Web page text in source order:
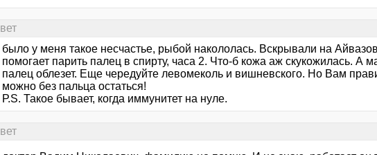
было у меня такое несчастье, рыбой накололась. Вскрывали на
помогает парить палец в спирту, часа 2. Что-б кожа аж скукожилась. А
палец облезет. Еще чередуйте левомеколь и вишневского. Но Вам
можно без пальца остаться!
Р.S. Такое бывает, когда иммунитет на нуле.